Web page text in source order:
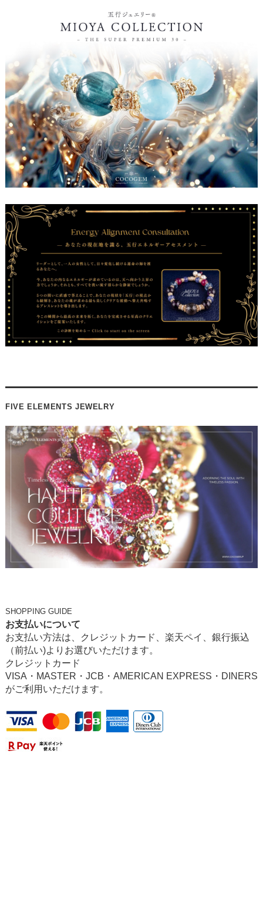
FIVE ELEMENTS JEWELRY
SHOPPING GUIDE
お支払いについて
お支払い方法は、クレジットカード、楽天ペイ、銀行振込
（前払い)よりお選びいただけます。
クレジットカード
VISA・MASTER・JCB・AMERICAN EXPRESS・DINERS
がご利用いただけます。